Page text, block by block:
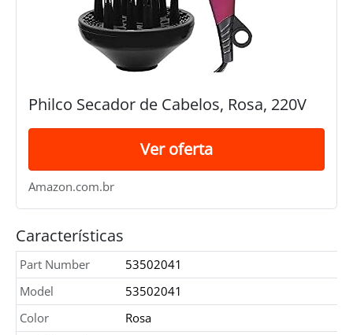
Philco Secador de Cabelos, Rosa, 220V
Ver oferta
Amazon.com.br
Características
Part Number
53502041
Model
53502041
Color
Rosa